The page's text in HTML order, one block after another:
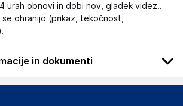
urah obnovi in dobi nov, gladek videz..
ohranijo (prikaz, tekočnost,
in dokumenti